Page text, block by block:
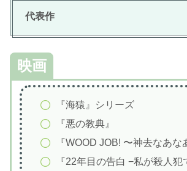
代表作
映画
『海猿』シリーズ
『悪の教典』
『WOOD JOB! 〜神去なあな
『22年目の告白 −私が殺人犯